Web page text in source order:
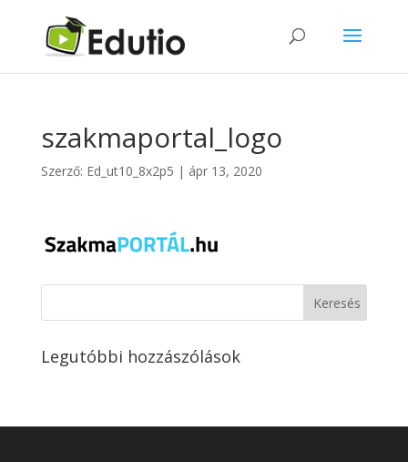
szakmaportal_logo
Szerző: Ed_ut10_8x2p5 | ápr 13, 2020
Legutóbbi hozzászólások